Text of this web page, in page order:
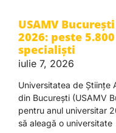
USAMV
2026: peste
specialiști
iulie 7, 2026
Universitatea de Științe
din București (USAMV
pentru anul universitar
să aleagă o universitate